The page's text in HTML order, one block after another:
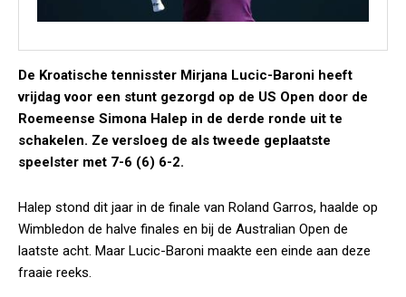
De Kroatische tennisster Mirjana Lucic-Baroni heeft
vrijdag voor een stunt gezorgd op de US Open door de
Roemeense Simona Halep in de derde ronde uit te
schakelen. Ze versloeg de als tweede geplaatste
speelster met 7-6 (6) 6-2.
Halep stond dit jaar in de finale van Roland Garros, haalde op
Wimbledon de halve finales en bij de Australian Open de
laatste acht. Maar Lucic-Baroni maakte een einde aan deze
fraaie reeks.